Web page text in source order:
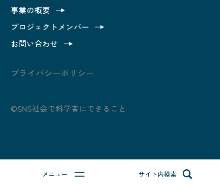
メニュー サイト内検索
科学者の記事
質問と回答
事業の概要
事業の概要
プロジェクトメンバー
お問い合わせ
プライバシーポリシー
©SNS社会で科学者にできること